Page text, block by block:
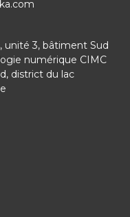
unité 3, bâtiment Sud
numérique CIMC
district du lac